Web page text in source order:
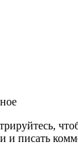
и писать